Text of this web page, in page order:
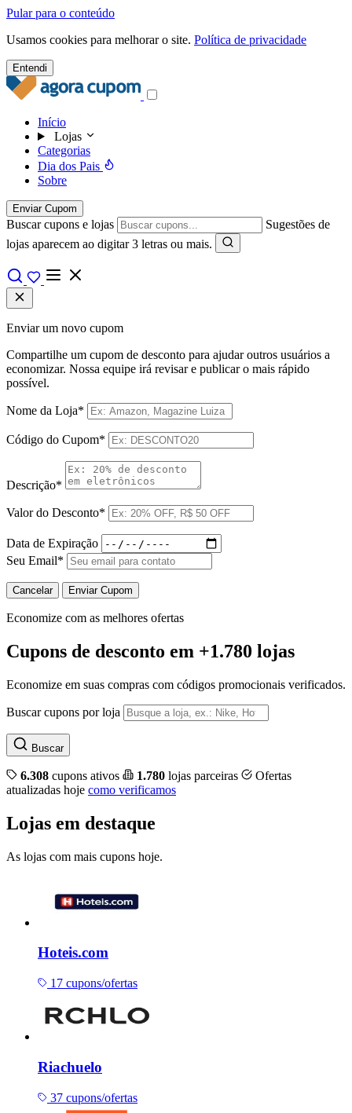
Pular para o conteúdo
Usamos cookies para melhorar o site. Política de privacidade
Entendi
Início
Lojas
Categorias
Dia dos Pais
Sobre
Enviar Cupom
Buscar cupons e lojas
Sugestões de
lojas aparecem ao digitar 3 letras ou mais.
Enviar um novo cupom
Compartilhe um cupom de desconto para ajudar outros usuários a
economizar. Nossa equipe irá revisar e publicar o mais rápido
possível.
Nome da Loja*
Código do Cupom*
Descrição*
Valor do Desconto*
Data de Expiração
Seu Email*
Cancelar Enviar Cupom
Economize com as melhores ofertas
Cupons de desconto em +1.780 lojas
Economize em suas compras com códigos promocionais verificados.
Buscar cupons por loja
Buscar
6.308 cupons ativos 1.780 lojas parceiras
Ofertas
atualizadas hoje como verificamos
Lojas em destaque
As lojas com mais cupons hoje.
Hoteis.com
17 cupons/ofertas
Riachuelo
37 cupons/ofertas